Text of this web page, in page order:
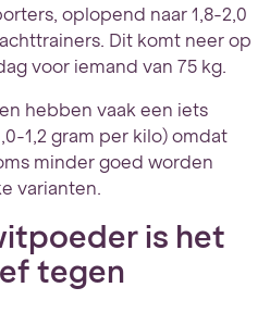
oplopend naar 1,8-2,0
Dit komt neer op
voor iemand van 75 kg.
hebben vaak een iets
1,2 gram per kilo) omdat
minder goed worden
varianten.
is het
tegen